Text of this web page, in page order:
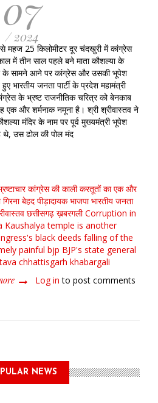
/ 2024
से महज 25 किलोमीटर दूर चंदखुरी में कांग्रेस
में तीन साल पहले बने माता कौशल्या के
के सामने आने पर कांग्रेस और उसकी भूपेश
भारतीय जनता पार्टी के प्रदेश महामंत्री
के भ्रष्ट राजनीतिक चरित्र को बेनकाब
एक और शर्मनाक नमूना है। श्री श्रीवास्तव ने
मंदिर के नाम पर पूर्व मुख्यमंत्री भूपेश
थे, उस ढोल की पोल मंद
कांग्रेस की काली करतूतों का एक और
बेहद पीड़ादायक भाजपा भारतीय जनता
छत्तीसगढ़ ख़बरगली Corruption in
temple is another
black deeds falling of the
painful bjp BJP's state general
chhattisgarh khabargali
about
भ्रष्टाचार
कांग्रेस
Log in to post comments
NEWS